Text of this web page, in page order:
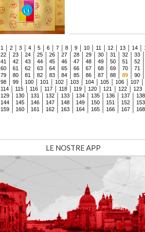
1 2 3 4 5 6 7 8 9 10 11 12 13 14
22
23 24 25 26 27 28 29 30 31 32 33
41
42 43 44 45 46 47 48 49 50 51 52
60
61 62 63 64 65 66 67 68 69 70 71
79
80 81 82 83 84 85 86 87 88 89 90
98
99 100 101 102 103 104 105 106 107
114
115 116 117 118 119 120 121 122 123
129
130 131 132 133 134 135 136 137 138
144
145 146 147 148 149 150 151 152 153
159
160 161 162 163 164 165 166 167 168
LE NOSTRE APP